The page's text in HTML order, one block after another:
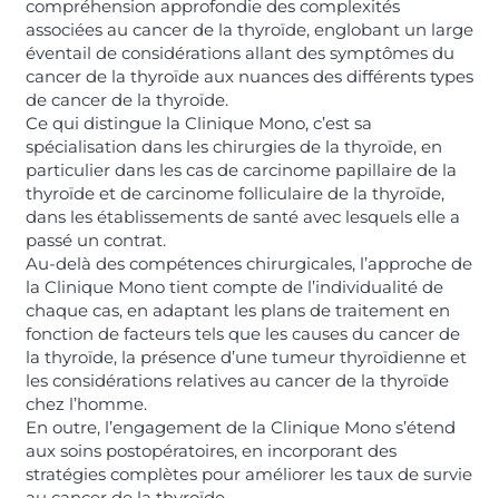
compréhension approfondie des complexités
associées au cancer de la thyroïde, englobant un large
éventail de considérations allant des symptômes du
cancer de la thyroïde aux nuances des différents types
de cancer de la thyroïde.
Ce qui distingue la Clinique Mono, c’est sa
spécialisation dans les chirurgies de la thyroïde, en
particulier dans les cas de carcinome papillaire de la
thyroïde et de carcinome folliculaire de la thyroïde,
dans les établissements de santé avec lesquels elle a
passé un contrat.
Au-delà des compétences chirurgicales, l’approche de
la Clinique Mono tient compte de l’individualité de
chaque cas, en adaptant les plans de traitement en
fonction de facteurs tels que les causes du cancer de
la thyroïde, la présence d’une tumeur thyroïdienne et
les considérations relatives au cancer de la thyroïde
chez l’homme.
En outre, l’engagement de la Clinique Mono s’étend
aux soins postopératoires, en incorporant des
stratégies complètes pour améliorer les taux de survie